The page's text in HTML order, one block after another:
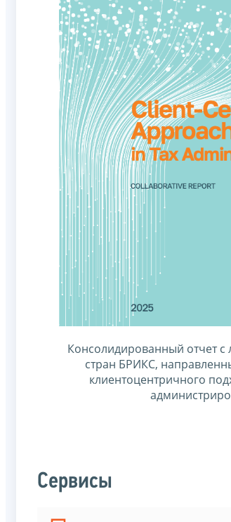
Консолидированный отчет
стран БРИКС,
клиентоцентричного
Сервисы